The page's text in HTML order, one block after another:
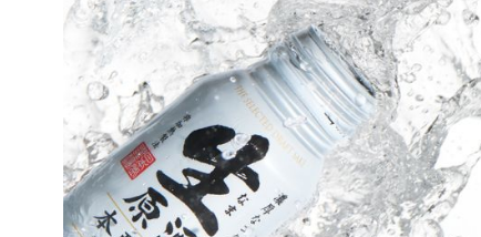
ログイン person 会員登録